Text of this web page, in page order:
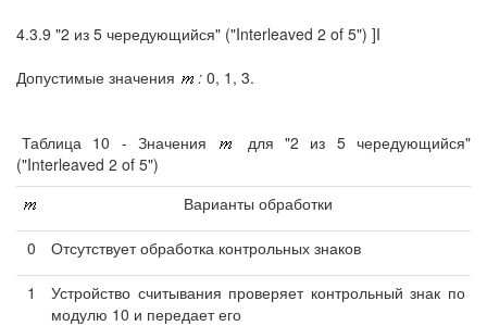
4.3.9 "2 из 5 чередующийся" ("Interleaved 2 of 5") ]I
Допустимые значения
: 0, 1, 3.
Таблица 10 - Значения
для "2 из 5 чередующийся"
("Interleaved 2 of 5")
Варианты обработки
0 Отсутствует обработка контрольных знаков
1
Устройство считывания проверяет контрольный знак по
модулю 10 и передает его